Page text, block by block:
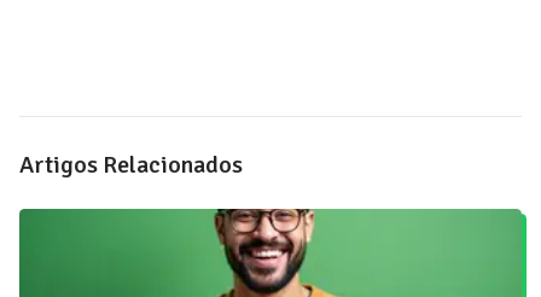
Artigos Relacionados